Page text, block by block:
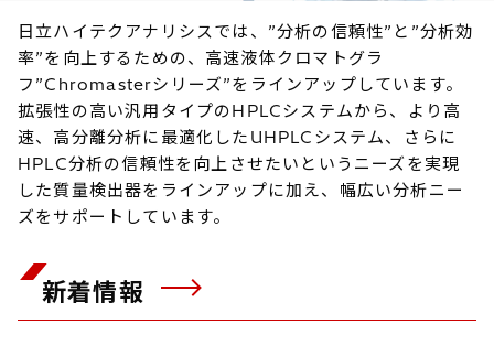
日立ハイテクアナリシスでは、”分析の信頼性”と”分析効
率”を向上するための、高速液体クロマトグラ
フ”Chromasterシリーズ”をラインアップしています。
拡張性の高い汎用タイプのHPLCシステムから、より高
速、高分離分析に最適化したUHPLCシステム、さらに
HPLC分析の信頼性を向上させたいというニーズを実現
した質量検出器をラインアップに加え、幅広い分析ニー
ズをサポートしています。
新着情報